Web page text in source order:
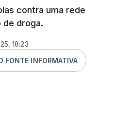
contra uma rede
de droga.
18:23
FONTE INFORMATIVA